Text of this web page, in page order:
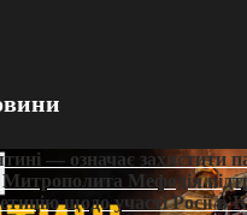
— означає захистити
Мефодія
щодо участі Росії